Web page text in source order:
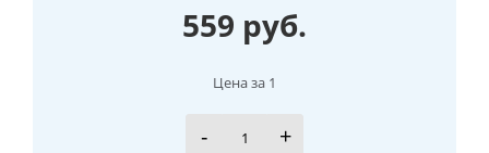
559 руб.
Цена за 1
- +